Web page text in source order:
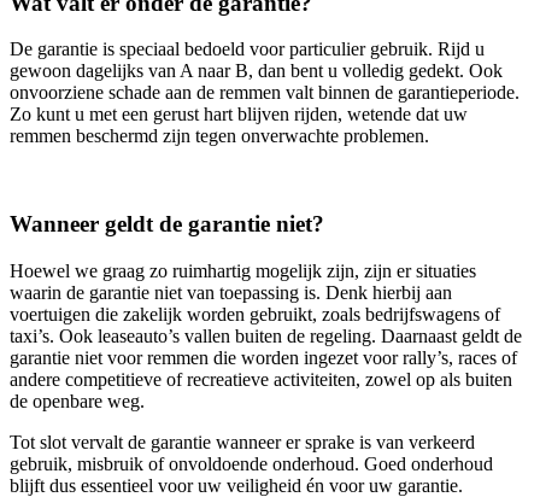
De garantie is speciaal bedoeld voor particulier gebruik. Rijd u
gewoon dagelijks van A naar B, dan bent u volledig gedekt. Ook
onvoorziene schade aan de remmen valt binnen de garantieperiode.
Zo kunt u met een gerust hart blijven rijden, wetende dat uw
remmen beschermd zijn tegen onverwachte problemen.
Wanneer geldt de garantie niet?
Hoewel we graag zo ruimhartig mogelijk zijn, zijn er situaties
waarin de garantie niet van toepassing is. Denk hierbij aan
voertuigen die zakelijk worden gebruikt, zoals bedrijfswagens of
taxi’s. Ook leaseauto’s vallen buiten de regeling. Daarnaast geldt de
garantie niet voor remmen die worden ingezet voor rally’s, races of
andere competitieve of recreatieve activiteiten, zowel op als buiten
de openbare weg.
Tot slot vervalt de garantie wanneer er sprake is van verkeerd
gebruik, misbruik of onvoldoende onderhoud. Goed onderhoud
blijft dus essentieel voor uw veiligheid én voor uw garantie.